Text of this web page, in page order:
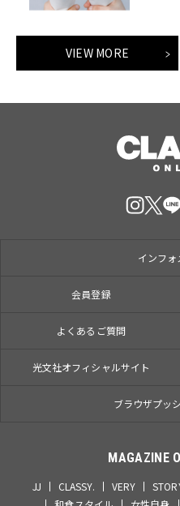
VIEW MORE
インフ
会員登録
よくあるご質問
光文社オフィシャルサイト
ブラウザプッ
MAGAZINE
JJ CLASSY. VERY